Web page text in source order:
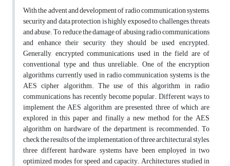
With the advent and development of radio communication systems,
security and data protection is highly exposed to challenges, threats
and abuse. To reduce the damage of abusing radio communications
and enhance their security, they should be used encrypted.
Generally, encrypted communications used in the field are of
conventional type and thus unreliable. One of the encryption
algorithms currently used in radio communication systems is the
AES cipher algorithm. The use of this algorithm in radio
communications has recently become popular. Different ways to
implement the AES algorithm are presented, three of which are
explored in this paper and finally a new method for the AES
algorithm on hardware of the department is recommended. To
check the results of the implementation of three architectural styles,
three different hardware systems have been employed in two
optimized modes for speed and capacity. Architectures studied in